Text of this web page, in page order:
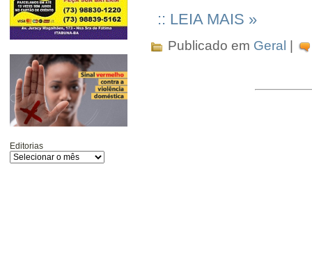
Editorias
:: LEIA MAIS »
Publicado em Geral